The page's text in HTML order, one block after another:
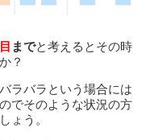
までと考えるとその時
？
ラバラという場合には
でそのような状況の方
ょう。